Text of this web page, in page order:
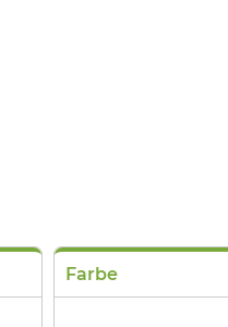
Farbe